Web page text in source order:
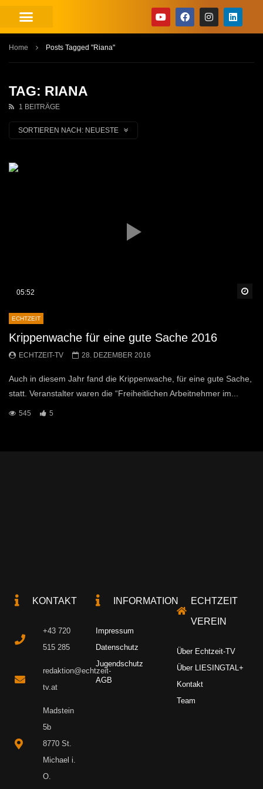
Home Posts Tagged "Riana"
TAG: RIANA
1 BEITRÄGE
SORTIEREN NACH: NEUESTE
05:52
ECHTZEIT
Krippenwache für eine gute Sache 2016
ECHTZEIT-TV 28. DEZEMBER 2016
Auch in diesem Jahr fand die Krippenwache, für eine gute Sache,
statt. Veranstalter waren die “Freiheitlichen Arbeitnehmer im...
545 5
KONTAKT
+43 720
515 285
redaktion@echtzeit-
tv.at
Madstein
5b
8770 St.
Michael i.
O.
INFORMATION
Impressum
Datenschutz
Jugendschutz
AGB
ECHTZEIT
VEREIN
Über Echtzeit-TV
Über LIESINGTAL+
Kontakt
Team